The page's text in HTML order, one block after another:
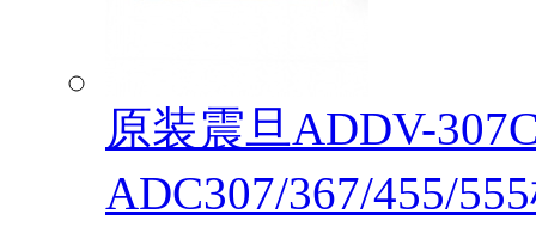
原装震旦ADDV-
ADC307/367/455/